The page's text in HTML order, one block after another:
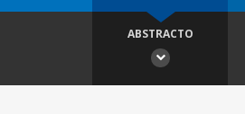
ABSTRACTO